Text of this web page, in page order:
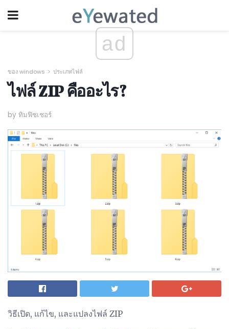
ad
ของ windows ประเภทไฟล์
ไฟล์ ZIP คืออะไร?
by ทิมฟิชเชอร์
วิธีเปิด, แก้ไข, และแปลงไฟล์ ZIP